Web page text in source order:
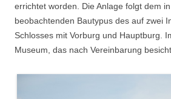
errichtet worden. Die Anlage folgt dem
beobachtenden Bautypus des auf zwei
Schlosses mit Vorburg und Hauptburg.
Museum, das nach Vereinbarung